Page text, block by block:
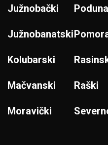
Južnobački
Južnobanatski
Kolubarski
Mačvanski
Moravički
Raški